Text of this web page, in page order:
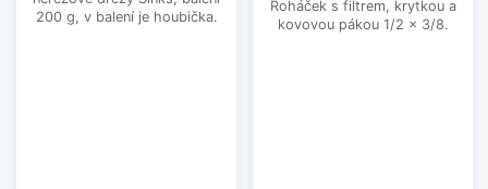
200 g, v balení je houbička.
Roháček s filtrem, krytkou a
kovovou pákou 1/2 x 3/8.